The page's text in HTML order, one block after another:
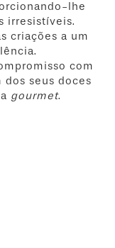
lhe
irresistíveis.
criações a um
com
dos seus doces
gourmet.